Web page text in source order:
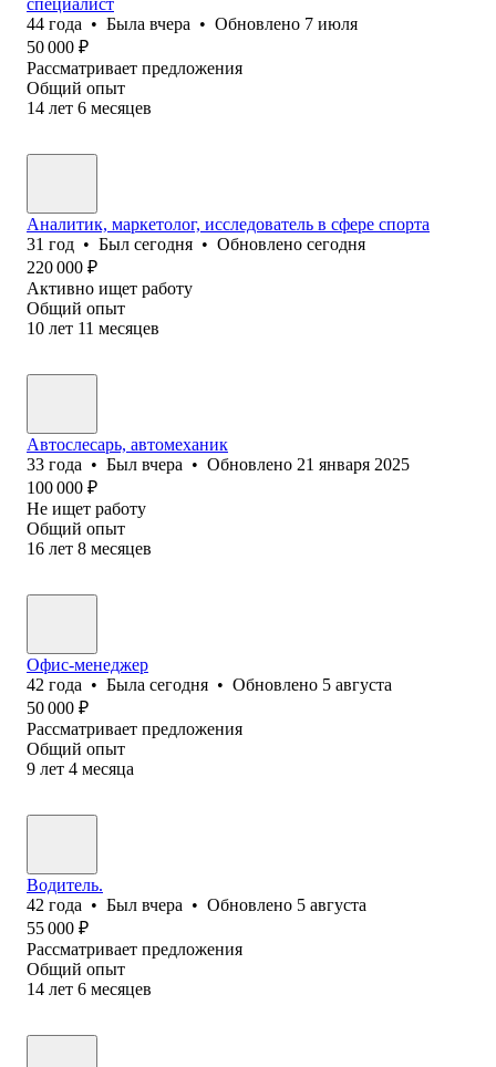
44 года • Была вчера • Обновлено 7 июля
50 000 ₽
Рассматривает предложения
Общий опыт
14 лет 6 месяцев
Аналитик, маркетолог, исследователь в сфере спорта
31 год • Был сегодня • Обновлено сегодня
220 000 ₽
Активно ищет работу
Общий опыт
10 лет 11 месяцев
Автослесарь, автомеханик
33 года • Был вчера • Обновлено 21 января 2025
100 000 ₽
Не ищет работу
Общий опыт
16 лет 8 месяцев
Офис-менеджер
42 года • Была сегодня • Обновлено 5 августа
50 000 ₽
Рассматривает предложения
Общий опыт
9 лет 4 месяца
Водитель.
42 года • Был вчера • Обновлено 5 августа
55 000 ₽
Рассматривает предложения
Общий опыт
14 лет 6 месяцев